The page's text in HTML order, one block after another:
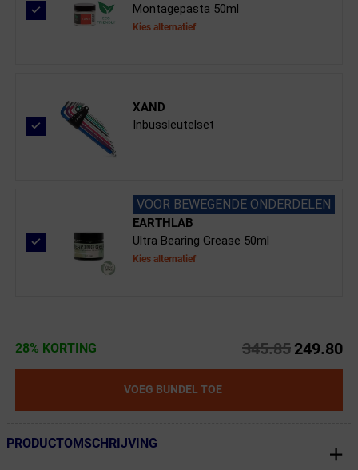
Montagepasta 50ml
Kies alternatief
XAND
Inbussleutelset
VOOR BEWEGENDE ONDERDELEN
EARTHLAB
Ultra Bearing Grease 50ml
Kies alternatief
28% KORTING 345.85 249.80
VOEG BUNDEL TOE
← Terug naar productnavigatie
PRODUCTOMSCHRIJVING